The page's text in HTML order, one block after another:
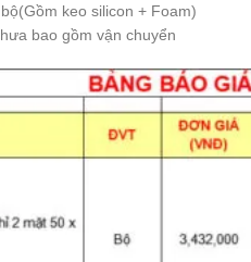
keo silicon + Foam)
bao gồm vận chuyển